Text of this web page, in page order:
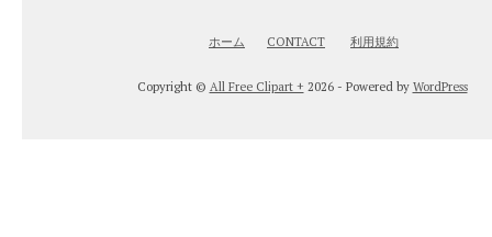
ホーム CONTACT 利用規約
Copyright © All Free Clipart + 2026 - Powered by WordPress